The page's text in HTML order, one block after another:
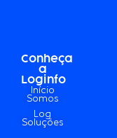
Conheça
a
Loginfo
Início
Somos
Log
Soluções